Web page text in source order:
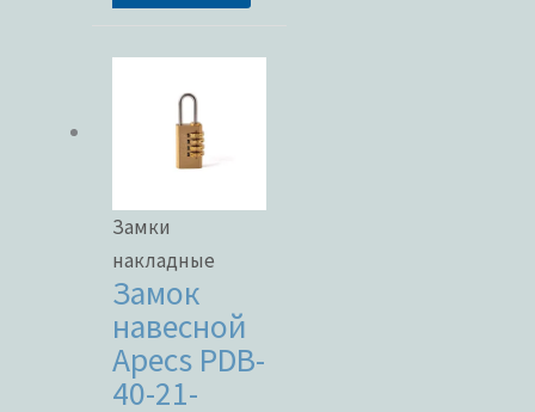
Замки
накладные
Замок
навесной
Apecs PDB-
40-21-